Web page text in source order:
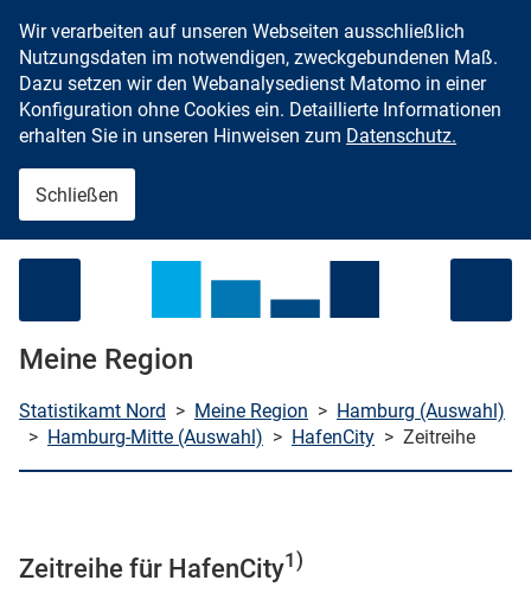
Zum Inhalt springen
Wir verarbeiten auf unseren Webseiten ausschließlich
Nutzungsdaten im notwendigen, zweckgebundenen Maß.
Dazu setzen wir den Webanalysedienst Matomo in einer
Konfiguration ohne Cookies ein. Detaillierte Informationen
erhalten Sie in unseren Hinweisen zum Datenschutz.
Schließen
Meine Region
Statistikamt Nord > Meine Region > Hamburg (Auswahl)
> Hamburg-Mitte (Auswahl) > HafenCity > Zeitreihe
Zeitreihe für HafenCity1)